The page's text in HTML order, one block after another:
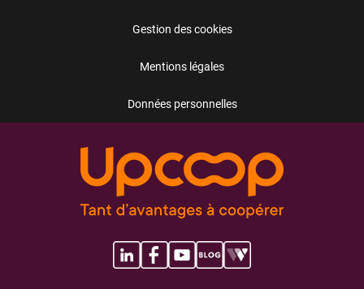
Gestion des cookies
Mentions légales
Données personnelles